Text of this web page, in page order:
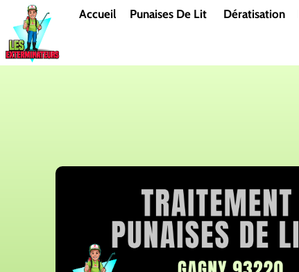
contenu
Accueil Punaises De Lit Dératisation